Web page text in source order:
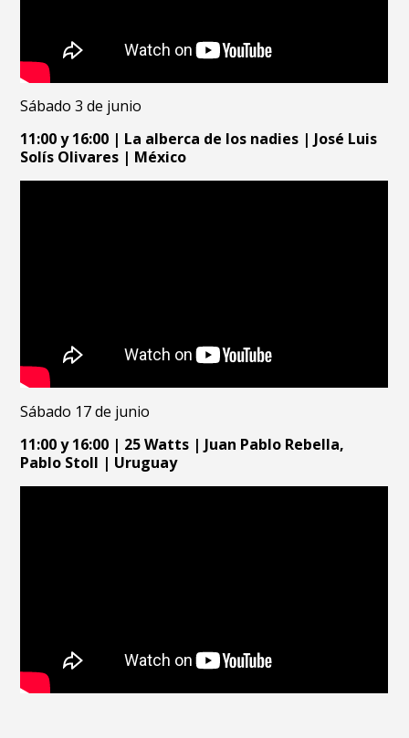
Sábado 3 de junio
11:00 y 16:00 | La alberca de los nadies | José Luis
Solís Olivares | México
Sábado 17 de junio
11:00 y 16:00 | 25 Watts | Juan Pablo Rebella,
Pablo Stoll | Uruguay